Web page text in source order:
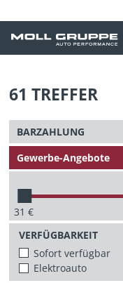
61TREFFER
31 €
VERFÜGBARKEIT
Sofort verfügbar
Elektroauto